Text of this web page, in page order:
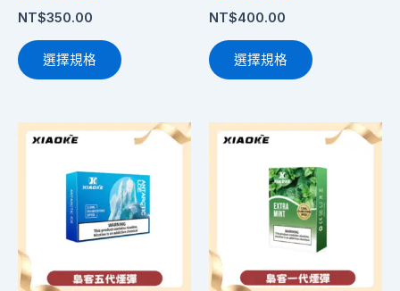
NT$350.00
選擇規格
選
選
項
NT$400.00
選擇規格
選
選
項
此
品
有
多
款
此
品
有
多
種
款